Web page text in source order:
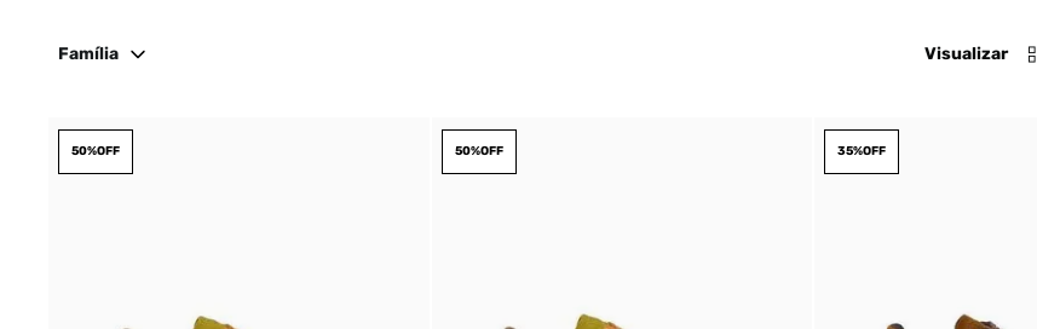
Família Visualizar
50%OFF 50%OFF 35%OFF